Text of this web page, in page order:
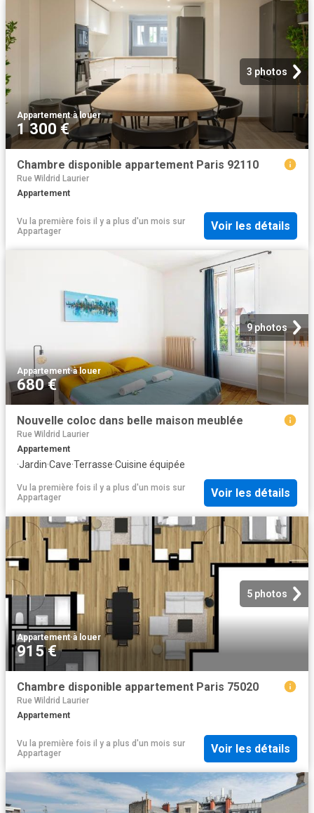
3 photos
Appartement·à louer
1 300 €
Chambre disponible appartement Paris 92110
Rue Wildrid Laurier
Appartement
Vu la première fois il y a plus d'un mois sur
Appartager
Voir les détails
9 photos
Appartement·à louer
680 €
Nouvelle coloc dans belle maison meublée
Rue Wildrid Laurier
Appartement
·Jardin·Cave·Terrasse·Cuisine équipée
Vu la première fois il y a plus d'un mois sur
Appartager
Voir les détails
5 photos
Appartement·à louer
915 €
Chambre disponible appartement Paris 75020
Rue Wildrid Laurier
Appartement
Vu la première fois il y a plus d'un mois sur
Appartager
Voir les détails